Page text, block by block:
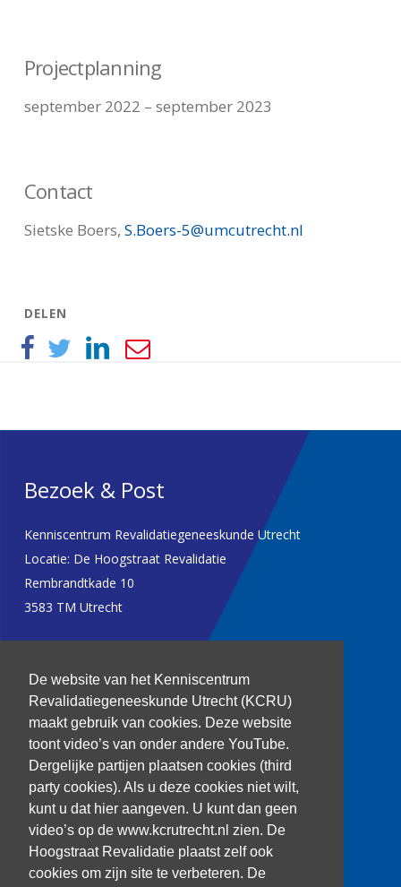
De website van het Kenniscentrum
Revalidatiegeneeskunde Utrecht (KCRU)
maakt gebruik van cookies. Deze website
toont video’s van onder andere YouTube.
Dergelijke partijen plaatsen cookies (third
party cookies). Als u deze cookies niet wilt,
kunt u dat hier aangeven. U kunt dan geen
video’s op de www.kcrutrecht.nl zien. De
Hoogstraat Revalidatie plaatst zelf ook
cookies om zijn site te verbeteren. De
Projectplanning
september 2022 – september 2023
Contact
Sietske Boers, S.Boers-5@umcutrecht.nl
DELEN
Bezoek & Post
Kenniscentrum Revalidatiegeneeskunde Utrecht
Locatie: De Hoogstraat Revalidatie
Rembrandtkade 10
3583 TM Utrecht
kenniscentrum@dehoogstraat.nl
Over het KCRU
Samenwerkingen
Onze onderzoekers
Procedure onderzoeker